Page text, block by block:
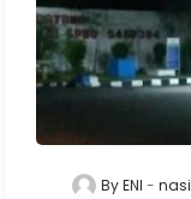
By ENI